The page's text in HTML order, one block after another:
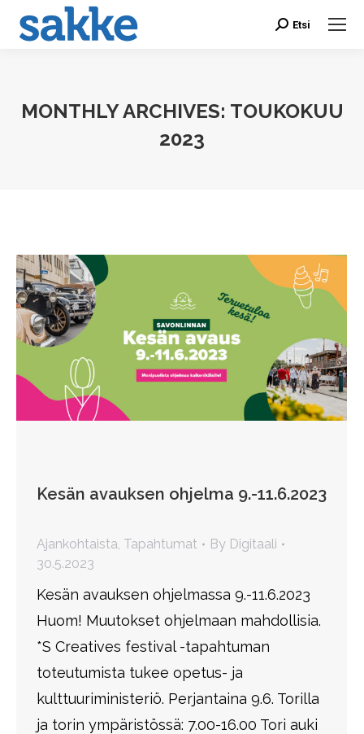
Search:
Etsi
MONTHLY ARCHIVES: TOUKOKUU
2023
Kesän avauksen ohjelma 9.-11.6.2023
Ajankohtaista Tapahtumat By Digitaali
30.5.2023
Kesän avauksen ohjelmassa 9.-11.6.2023
Huom! Muutokset ohjelmaan mahdollisia.
*S Creatives festival -tapahtuman
toteutumista tukee opetus- ja
kulttuuriministeriö. Perjantaina 9.6. Torilla
ja torin ympäristössä: 7.00-16.00 Tori auki